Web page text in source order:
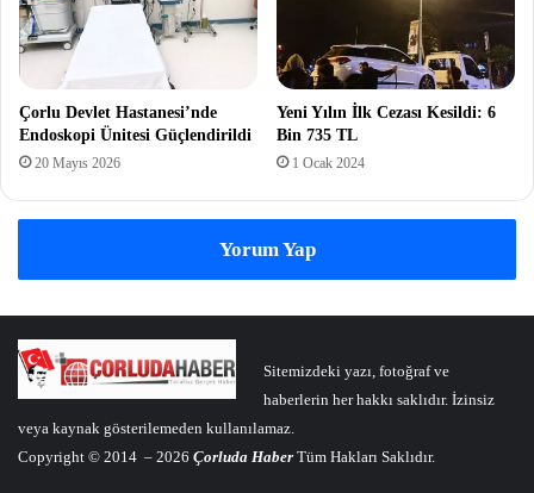
Çorlu Devlet Hastanesi’nde
Endoskopi Ünitesi Güçlendirildi
20 Mayıs 2026
Yeni Yılın İlk Cezası Kesildi: 6
Bin 735 TL
1 Ocak 2024
Yorum Yap
Sitemizdeki yazı, fotoğraf ve
haberlerin her hakkı saklıdır. İzinsiz
veya kaynak gösterilemeden kullanılamaz.
Copyright © 2014 – 2026 Çorluda Haber Tüm Hakları Saklıdır.